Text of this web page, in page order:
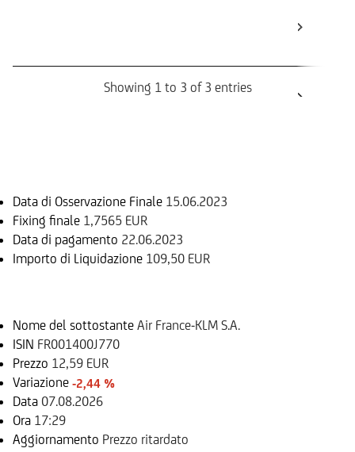
Showing 1 to 3 of 3 entries
Data di Osservazione Finale 15.06.2023
Fixing finale 1,7565 EUR
Data di pagamento 22.06.2023
Importo di Liquidazione 109,50 EUR
Nome del sottostante Air France-KLM S.A.
ISIN FR001400J770
Prezzo 12,59 EUR
Variazione -2,44 %
Data 07.08.2026
Ora 17:29
Aggiornamento Prezzo ritardato